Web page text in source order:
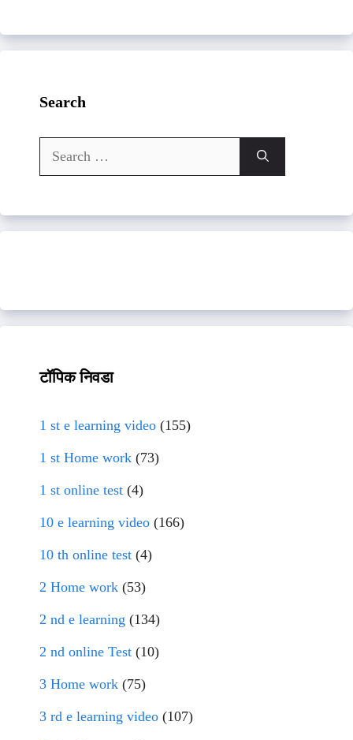
Search
Search
for:
टॉपिक निवडा
1 st e learning video (155)
1 st Home work (73)
1 st online test (4)
10 e learning video (166)
10 th online test (4)
2 Home work (53)
2 nd e learning (134)
2 nd online Test (10)
3 Home work (75)
3 rd e learning video (107)